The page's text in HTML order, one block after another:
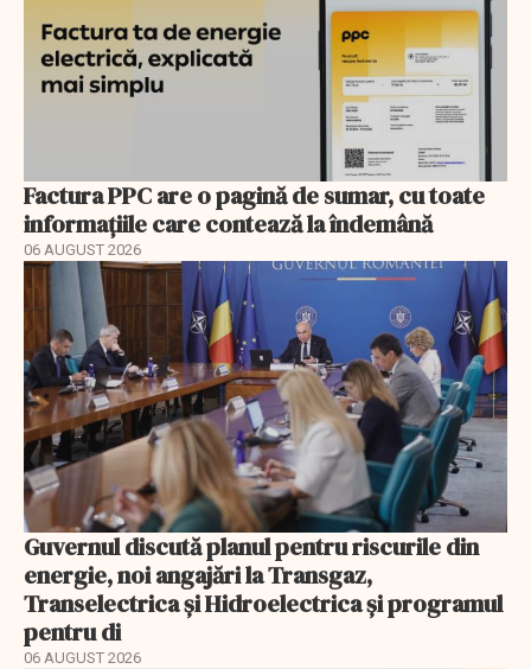
Factura PPC are o pagină de sumar, cu toate
informațiile care contează la îndemână
06 AUGUST 2026
Guvernul discută planul pentru riscurile din
energie, noi angajări la Transgaz,
Transelectrica și Hidroelectrica și programul
pentru di
06 AUGUST 2026